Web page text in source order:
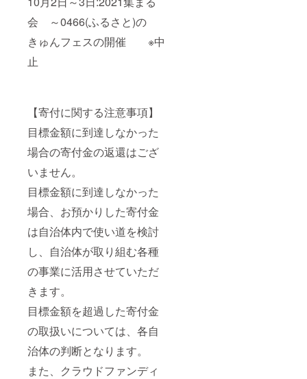
会 ～0466(ふるさと)の
きゅんフェスの開催 ※中
止
【寄付に関する注意事項】
目標金額に到達しなかった
場合の寄付金の返還はござ
いません。
目標金額に到達しなかった
場合、お預かりした寄付金
は自治体内で使い道を検討
し、自治体が取り組む各種
の事業に活用させていただ
きます。
目標金額を超過した寄付金
の取扱いについては、各自
治体の判断となります。
また、クラウドファンディ